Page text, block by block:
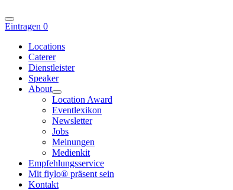
Eintragen 0
Locations
Caterer
Dienstleister
Speaker
About
Location Award
Eventlexikon
Newsletter
Jobs
Meinungen
Medienkit
Empfehlungsservice
Mit fiylo® präsent sein
Kontakt